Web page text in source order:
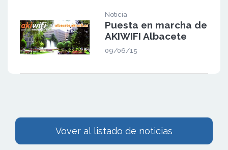
Noticia
Puesta en marcha de
AKIWIFI Albacete
09/06/15
Vover al listado de noticias